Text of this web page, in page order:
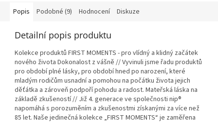
Popis Podobné (9) Hodnocení Diskuze
Detailní popis produktu
Kolekce produktů FIRST MOMENTS - pro vlídný a klidný začátek
nového života Dokonalost z vášně // Vyvinuli jsme řadu produktů
pro období plné lásky, pro období hned po narození, které
mladým rodičům usnadní a pomohou na počátku života jejich
děťátka a zároveň podpoří pohodu a radost. Mateřská láska na
základě zkušeností // Již 4. generace ve společnosti nip®
napomáhá s porozuměním a zkušenostmi získanými za více než
85 let. Naše jedinečná kolekce „FIRST MOMENTS“ je zaměřena